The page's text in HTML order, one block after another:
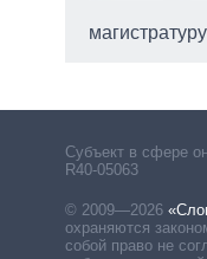
Субъект в сфере
R40-05063
© 2009—2026
охраняются
собой право не